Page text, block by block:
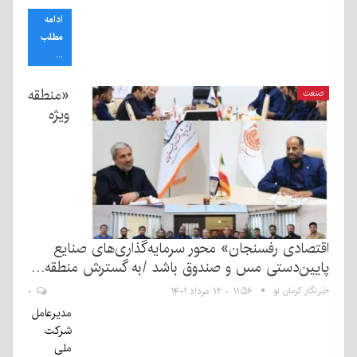
ادامه
مطلب
...
صنعت
«منطقه
ویژه
اقتصادی رفسنجان» محور سرمایه‌گذاری‌های صنایع
پایین‌دستی مس و صندوق باشد /به گسترش منطقه…
خبرنگار کرمان نو ۱۱:۵۶ - ۱۲ مرداد ۱۴۰۱
مدیرعامل
شرکت
ملی